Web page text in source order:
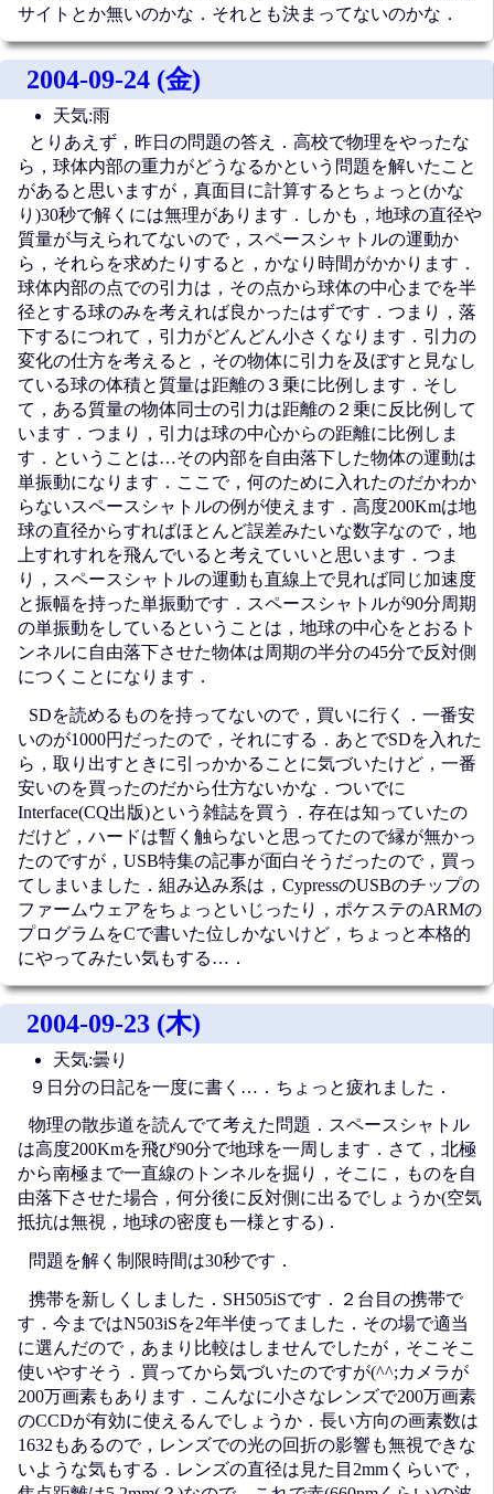
サイトとか無いのかな．それとも決まってないのかな．
2004-09-24 (金)
天気:雨
とりあえず，昨日の問題の答え．高校で物理をやったな
ら，球体内部の重力がどうなるかという問題を解いたこと
があると思いますが，真面目に計算するとちょっと(かな
り)30秒で解くには無理があります．しかも，地球の直径や
質量が与えられてないので，スペースシャトルの運動か
ら，それらを求めたりすると，かなり時間がかかります．
球体内部の点での引力は，その点から球体の中心までを半
径とする球のみを考えれば良かったはずです．つまり，落
下するにつれて，引力がどんどん小さくなります．引力の
変化の仕方を考えると，その物体に引力を及ぼすと見なし
ている球の体積と質量は距離の３乗に比例します．そし
て，ある質量の物体同士の引力は距離の２乗に反比例して
います．つまり，引力は球の中心からの距離に比例しま
す．ということは…その内部を自由落下した物体の運動は
単振動になります．ここで，何のために入れたのだかわか
らないスペースシャトルの例が使えます．高度200Kmは地
球の直径からすればほとんど誤差みたいな数字なので，地
上すれすれを飛んでいると考えていいと思います．つま
り，スペースシャトルの運動も直線上で見れば同じ加速度
と振幅を持った単振動です．スペースシャトルが90分周期
の単振動をしているということは，地球の中心をとおるト
ンネルに自由落下させた物体は周期の半分の45分で反対側
につくことになります．
SDを読めるものを持ってないので，買いに行く．一番安
いのが1000円だったので，それにする．あとでSDを入れた
ら，取り出すときに引っかかることに気づいたけど，一番
安いのを買ったのだから仕方ないかな．ついでに
Interface(CQ出版)という雑誌を買う．存在は知っていたの
だけど，ハードは暫く触らないと思ってたので縁が無かっ
たのですが，USB特集の記事が面白そうだったので，買っ
てしまいました．組み込み系は，CypressのUSBのチップの
ファームウェアをちょっといじったり，ポケステのARMの
プログラムをCで書いた位しかないけど，ちょっと本格的
にやってみたい気もする…．
2004-09-23 (木)
天気:曇り
９日分の日記を一度に書く…．ちょっと疲れました．
物理の散歩道を読んでて考えた問題．スペースシャトル
は高度200Kmを飛び90分で地球を一周します．さて，北極
から南極まで一直線のトンネルを掘り，そこに，ものを自
由落下させた場合，何分後に反対側に出るでしょうか(空気
抵抗は無視，地球の密度も一様とする)．
問題を解く制限時間は30秒です．
携帯を新しくしました．SH505iSです．２台目の携帯で
す．今まではN503iSを2年半使ってました．その場で適当
に選んだので，あまり比較はしませんでしたが，そこそこ
使いやすそう．買ってから気づいたのですが(^^;カメラが
200万画素もあります．こんなに小さなレンズで200万画素
のCCDが有効に使えるんでしょうか．長い方向の画素数は
1632もあるので，レンズでの光の回折の影響も無視できな
いような気もする．レンズの直径は見た目2mmくらいで，